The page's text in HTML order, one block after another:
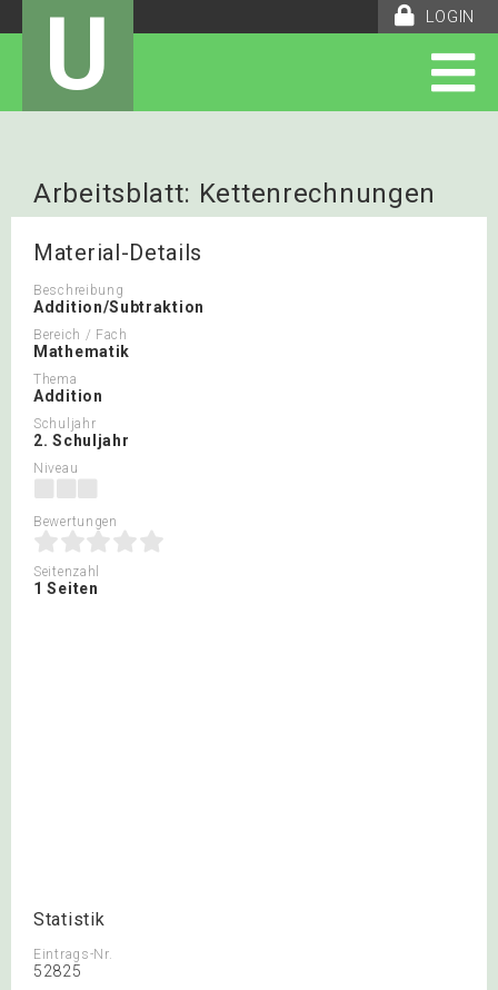
LOGIN
U
Arbeitsblatt: Kettenrechnungen
Material-Details
Beschreibung
Addition/Subtraktion
Bereich / Fach
Mathematik
Thema
Addition
Schuljahr
2. Schuljahr
Niveau
Bewertungen
Seitenzahl
1 Seiten
Statistik
Eintrags-Nr.
52825